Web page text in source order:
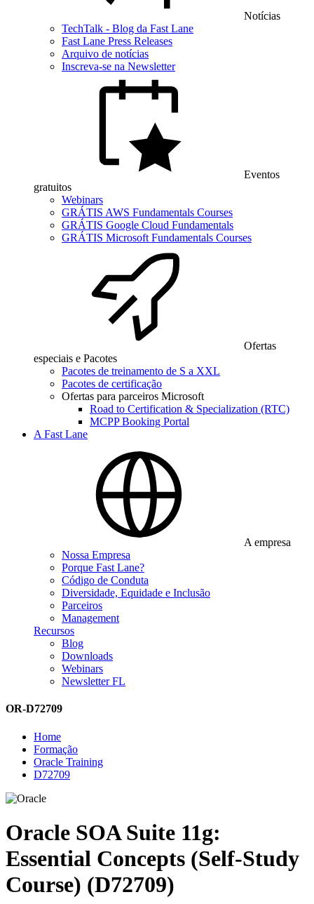
Notícias
TechTalk - Blog da Fast Lane
Fast Lane Press Releases
Arquivo de notícias
Inscreva-se na Newsletter
Eventos
gratuitos
Webinars
GRÁTIS AWS Fundamentals Courses
GRÁTIS Google Cloud Fundamentals
GRÁTIS Microsoft Fundamentals Courses
Ofertas
especiais e Pacotes
Pacotes de treinamento de S a XXL
Pacotes de certificação
Ofertas para parceiros Microsoft
Road to Certification & Specialization (RTC)
MCPP Booking Portal
A Fast Lane
A empresa
Nossa Empresa
Porque Fast Lane?
Código de Conduta
Diversidade, Equidade e Inclusão
Parceiros
Management
Recursos
Blog
Downloads
Webinars
Newsletter FL
OR-D72709
Home
Formação
Oracle Training
D72709
Oracle SOA Suite 11g:
Essential Concepts (Self-Study
Course) (D72709)